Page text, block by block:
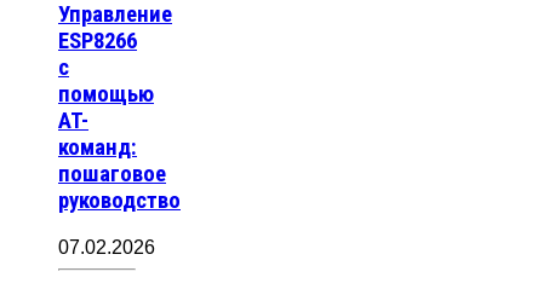
Управление
ESP8266
с
помощью
AT-
команд:
пошаговое
руководство
07.02.2026